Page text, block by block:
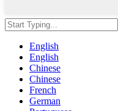
English
English
Chinese
Chinese
French
German